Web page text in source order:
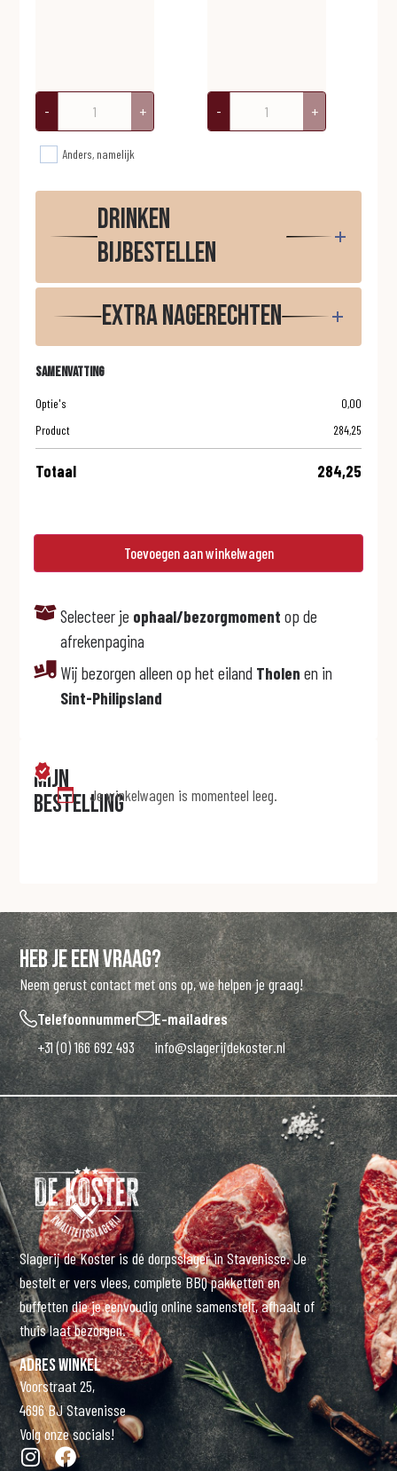
- + - +
Anders, namelijk
Drinken
bijbestellen
Extra nagerechten
Samenvatting
Optie's
0,00
Product
284,25
Totaal 284,25
Toevoegen aan winkelwagen
Selecteer je ophaal/bezorgmoment op de
afrekenpagina
Wij bezorgen alleen op het eiland Tholen en in
Sint-Philipsland
Mijn
bestellingJe winkelwagen is momenteel leeg.
Heb je een vraag?
Neem gerust contact met ons op, we helpen je graag!
Telefoonnummer
+31 (0) 166 692 493
E-mailadres
info@slagerijdekoster.nl
Slagerij de Koster is dé dorpsslager in Stavenisse. Je
bestelt er vers vlees, complete BBQ pakketten en
buffetten die je eenvoudig online samenstelt, afhaalt of
thuis laat bezorgen.
Adres winkel
Voorstraat 25,
4696 BJ Stavenisse
Volg onze socials!